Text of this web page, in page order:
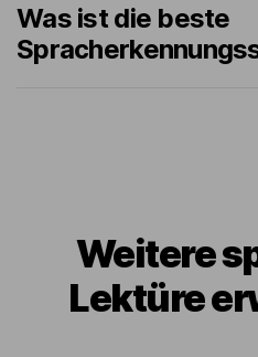
Was ist die beste
Weitere
Lektüre